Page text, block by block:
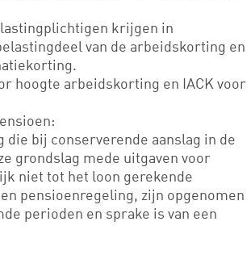
krijgen in
van de arbeidskorting en
hoogte arbeidskorting en IACK voor
bij conserverende aanslag in de
grondslag mede uitgaven voor
niet tot het loon gerekende
pensioenregeling, zijn opgenomen
perioden en sprake is van een